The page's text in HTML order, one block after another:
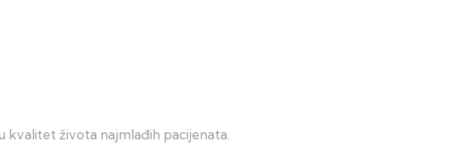
kvalitet života najmlađih pacijenata.